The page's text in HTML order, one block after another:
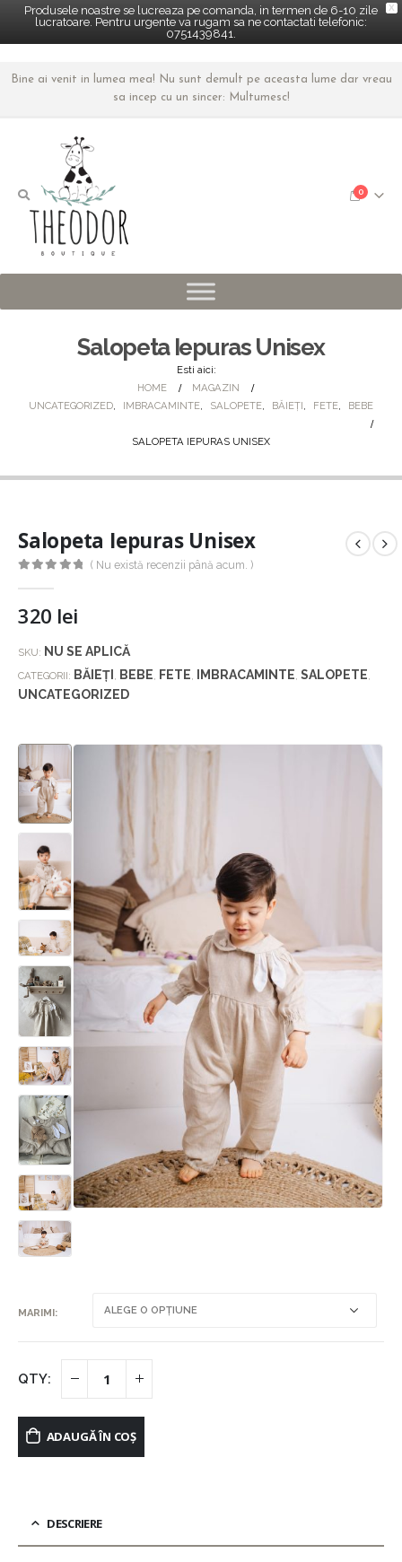
X
Produsele noastre se lucreaza pe comanda, in termen de 6-10 zile
lucratoare. Pentru urgente va rugam sa ne contactati telefonic:
0751439841.
Bine ai venit in lumea mea! Nu sunt demult pe aceasta lume dar vreau
sa incep cu un sincer: Multumesc!
0
Salopeta Iepuras Unisex
Esti aici:
HOME
MAGAZIN
UNCATEGORIZED, IMBRACAMINTE, SALOPETE, BĂIEȚI, FETE, BEBE
SALOPETA IEPURAS UNISEX
Salopeta Iepuras Unisex
( Nu există recenzii până acum. )
320 lei
SKU: NU SE APLICĂ
CATEGORII: BĂIEȚI , BEBE, FETE, IMBRACAMINTE, SALOPETE,
UNCATEGORIZED
MARIMI
ADAUGĂ ÎN COȘ
DESCRIERE